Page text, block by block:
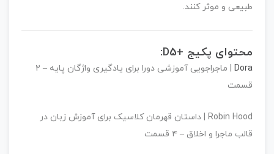
طبیعی و موثرکنند.
محتوای پکیج +D5:
| ماجراجویی آموزشی دورا برای یادگیری واژگان پایه –۲
قسمت
Robin Hood | داستان قهرمان کلاسیک برای آموزش زبان در
قالب ماجرا و اخلاق –۴ قسمت